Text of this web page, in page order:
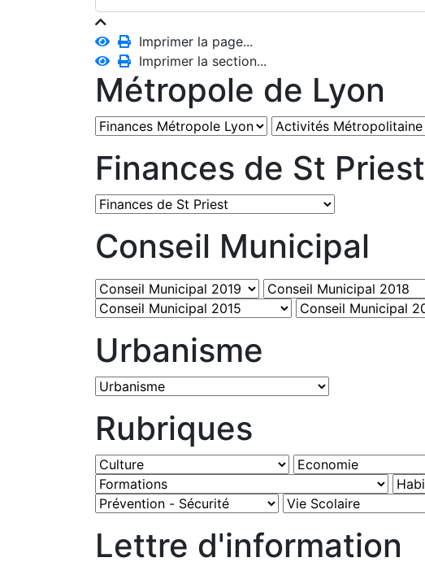
Imprimer la page...
Imprimer la section...
Métropole de Lyon
Finances de St Priest
Conseil Municipal
Urbanisme
Rubriques
Lettre d'information